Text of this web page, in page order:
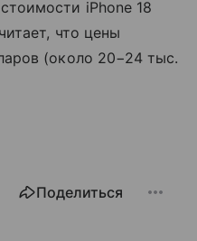
iPhone 18
что цены
(около 20−24 тыс.
Поделиться